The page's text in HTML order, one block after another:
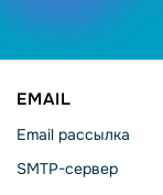
EMAIL
Email рассылка
SMTP-сервер